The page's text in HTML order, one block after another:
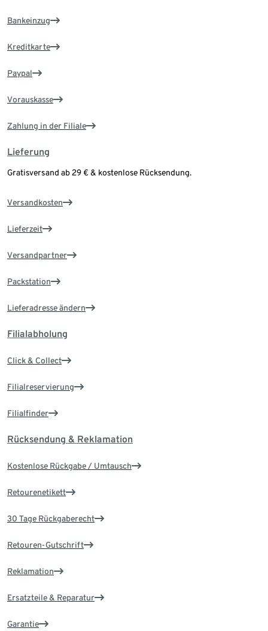
Bankeinzug
Kreditkarte
Paypal
Vorauskasse
Zahlung in der Filiale
Lieferung
Gratisversand ab 29 € & kostenlose Rücksendung.
Versandkosten
Lieferzeit
Versandpartner
Packstation
Lieferadresse ändern
Filialabholung
Click & Collect
Filialreservierung
Filialfinder
Rücksendung & Reklamation
Kostenlose Rückgabe / Umtausch
Retourenetikett
30 Tage Rückgaberecht
Retouren-Gutschrift
Reklamation
Ersatzteile & Reparatur
Garantie